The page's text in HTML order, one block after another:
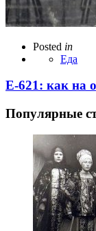
Posted in
Еда
Е-621: как на
Популярные